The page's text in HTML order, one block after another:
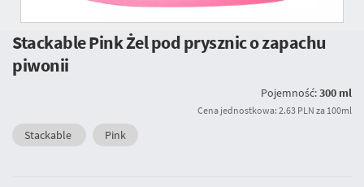
Stackable Pink Żel pod prysznic o zapachu
piwonii
Pojemność:300 ml
Cena jednostkowa: 2.63 PLN za 100ml
Stackable Pink